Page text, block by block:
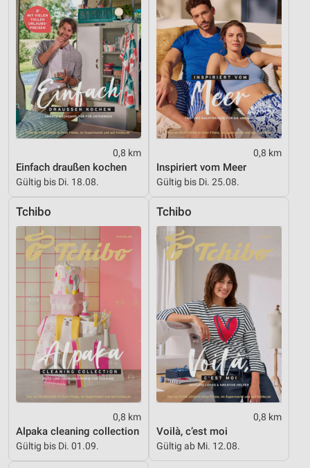
0,8 km
Einfach draußen kochen
Gültig bis Di. 18.08.
0,8 km
Inspiriert vom Meer
Gültig bis Di. 25.08.
Tchibo
0,8 km
Alpaka cleaning collection
Gültig bis Di. 01.09.
Tchibo
0,8 km
Voilà, c’est moi
Gültig ab Mi. 12.08.